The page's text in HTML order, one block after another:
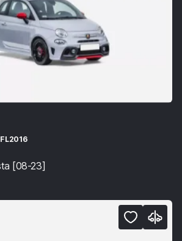
FL2016
[08-23]